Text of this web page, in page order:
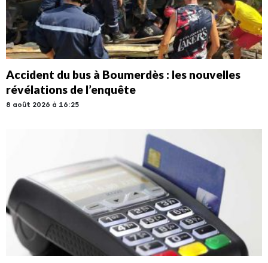
Accident du bus à Boumerdès : les nouvelles
révélations de l’enquête
8 août 2026 à 16:25